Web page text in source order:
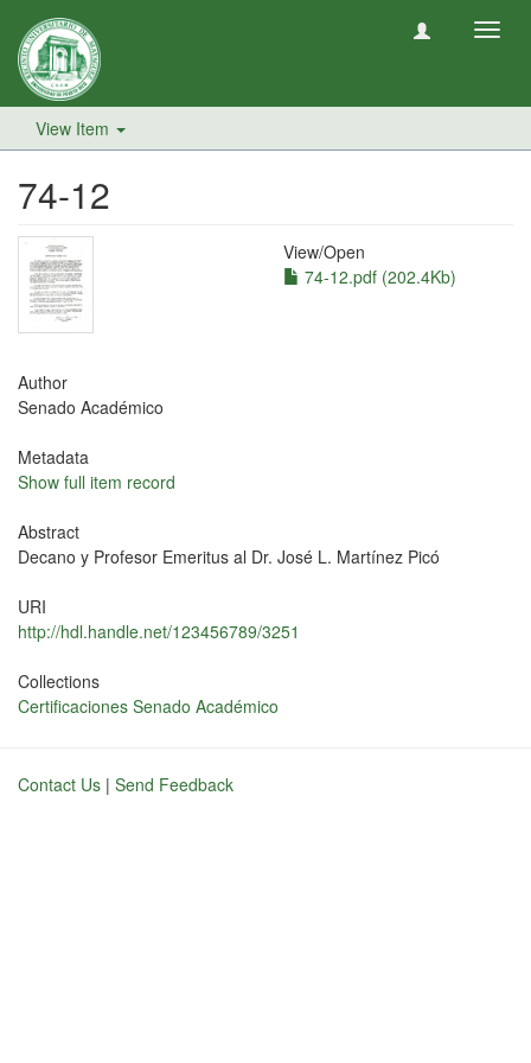
View Item
74-12
View/Open
74-12.pdf (202.4Kb)
Author
Senado Académico
Metadata
Show full item record
Abstract
Decano y Profesor Emeritus al Dr. José L. Martínez Picó
URI
http://hdl.handle.net/123456789/3251
Collections
Certificaciones Senado Académico
Contact Us | Send Feedback